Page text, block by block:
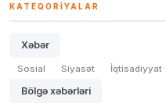
KATEQORIYALAR
Xəbər
Sosial Siyasət İqtisadiyyat
Bölgə xəbərləri